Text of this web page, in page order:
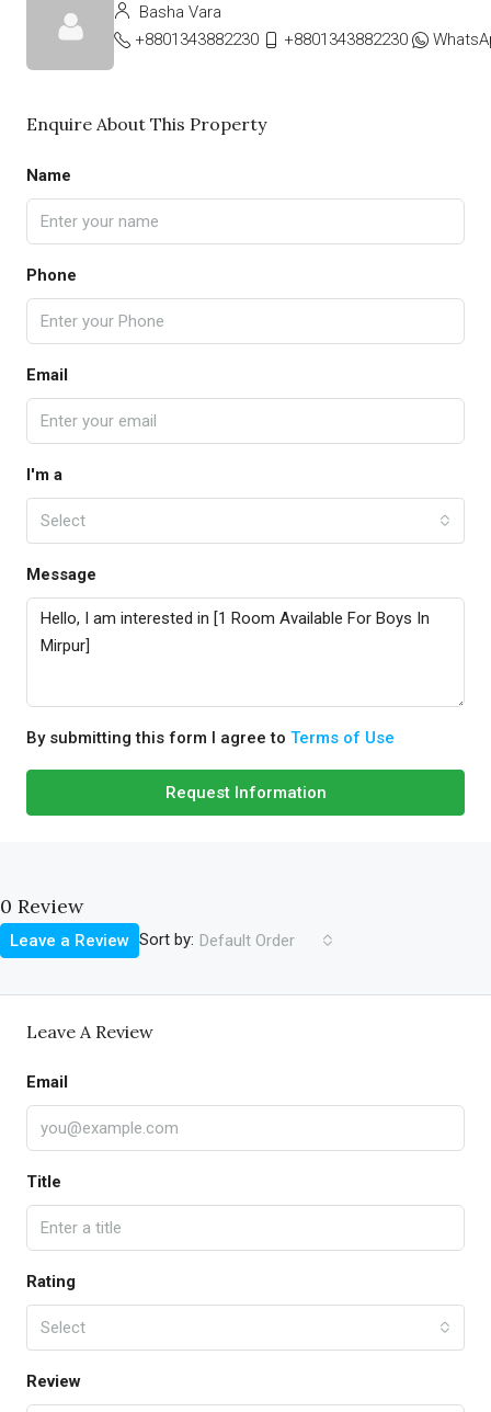
Basha Vara
+8801343882230
+8801343882230
Enquire About This Property
Name
Phone
Email
I'm a
Select
Message
By submitting this form I agree to Terms of Use
Request Information
0 Review
Sort by: Default Order
Leave a Review
Leave A Review
Email
Title
Rating
Select
Review